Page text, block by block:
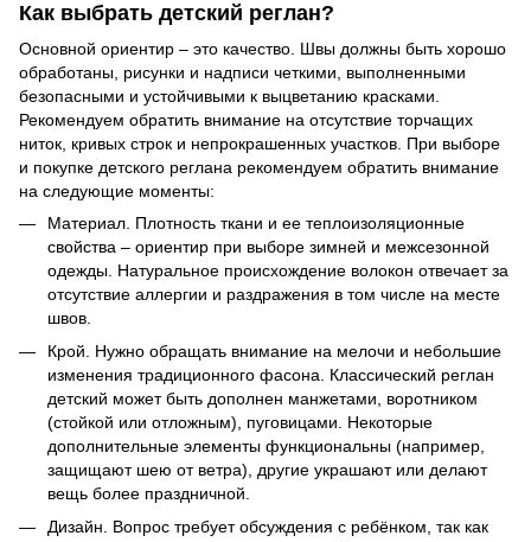
Как выбрать детский реглан?
Основной ориентир – это качество. Швы должны быть хорошо
обработаны, рисунки и надписи четкими, выполненными
безопасными и устойчивыми к выцветанию красками.
Рекомендуем обратить внимание на отсутствие торчащих
ниток, кривых строк и непрокрашенных участков. При выборе
и покупке детского реглана рекомендуем обратить внимание
на следующие моменты:
Материал. Плотность ткани и ее теплоизоляционные
свойства – ориентир при выборе зимней и межсезонной
одежды. Натуральное происхождение волокон отвечает за
отсутствие аллергии и раздражения в том числе на месте
швов.
Крой. Нужно обращать внимание на мелочи и небольшие
изменения традиционного фасона. Классический реглан
детский может быть дополнен манжетами, воротником
(стойкой или отложным), пуговицами. Некоторые
дополнительные элементы функциональны (например,
защищают шею от ветра), другие украшают или делают
вещь более праздничной.
Дизайн. Вопрос требует обсуждения с ребёнком, так как